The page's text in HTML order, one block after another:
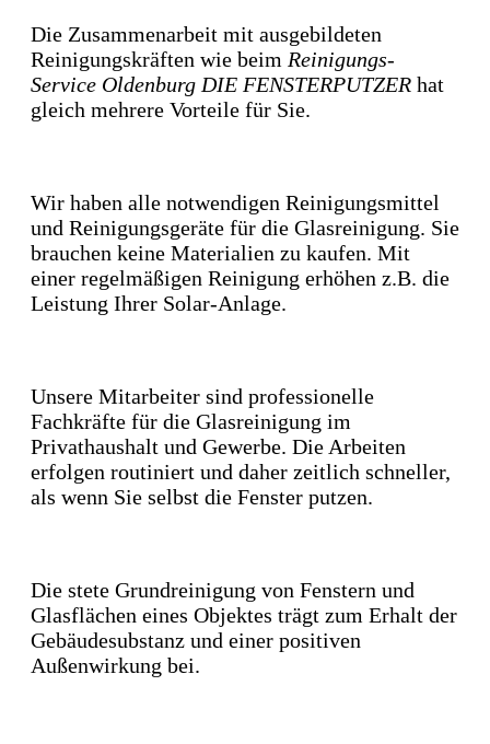
Die Zusammenarbeit mit ausgebildeten
Reinigungskräften wie beim Reinigungs-
Service Oldenburg DIE FENSTERPUTZER hat
gleich mehrere Vorteile für Sie.
Wir haben alle notwendigen Reinigungsmittel
und Reinigungsgeräte für die Glasreinigung. Sie
brauchen keine Materialien zu kaufen. Mit
einer regelmäßigen Reinigung erhöhen z.B. die
Leistung Ihrer Solar-Anlage.
Unsere Mitarbeiter sind professionelle
Fachkräfte für die Glasreinigung im
Privathaushalt und Gewerbe. Die Arbeiten
erfolgen routiniert und daher zeitlich schneller,
als wenn Sie selbst die Fenster putzen.
Die stete Grundreinigung von Fenstern und
Glasflächen eines Objektes trägt zum Erhalt der
Gebäudesubstanz und einer positiven
Außenwirkung bei.